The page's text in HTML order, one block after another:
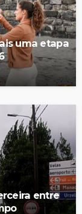
uma etapa
entre